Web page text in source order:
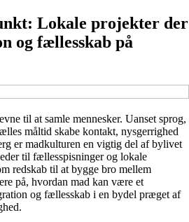
Lokale projekter der
og fællesskab på
til at samle mennesker. Uanset sprog,
måltid skabe kontakt, nysgerrighed
er madkulturen en vigtig del af bylivet
til fællesspisninger og lokale
redskab til at bygge bro mellem
på, hvordan mad kan være et
og fællesskab i en bydel præget af